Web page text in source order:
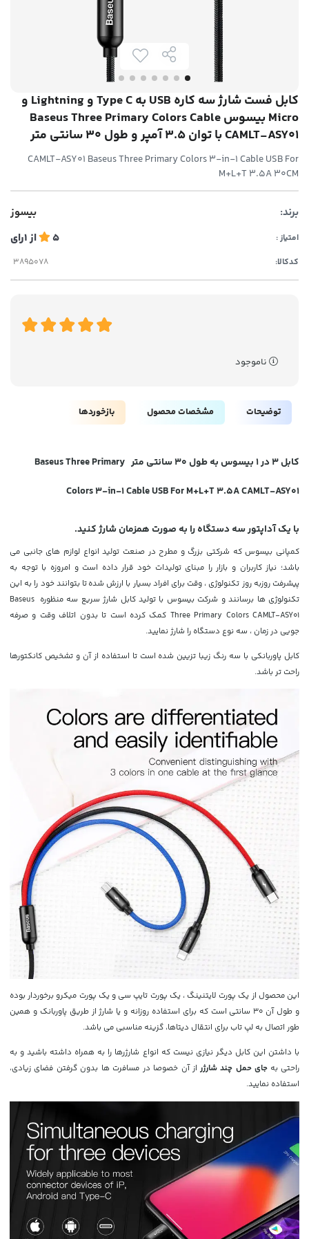
کابل فست شارژ سه کاره USB به Type C و Lightning و
Micro بیسوس Baseus Three Primary Colors Cable
CAMLT-ASY01 با توان 3.5 آمپر و طول 30 سانتی متر
CAMLT-ASY01 Baseus Three Primary Colors 3-in-1 Cable USB For
M+L+T 3.5A 30CM
برند: بیسوز
امتیاز : 5 از1رای
کدکالا:
ناموجود
توضیحات مشخصات محصول بازخوردها
کابل 3 در 1 بیسوس به طول 30 سانتی متر Baseus Three Primary
Colors 3-in-1 Cable USB For M+L+T 3.5A CAMLT-ASY01
با یک آداپتور سه دستگاه را به صورت همزمان شارژ کنید.
کمپانی بیسوس که شرکتی بزرگ و مطرح در صنعت تولید انواع لوازم های جانبی می
باشد؛ نیاز کاربران و بازار را مبنای تولیدات خود قرار داده است و امروزه با توجه به
پیشرفت روزبه روز تکنولوژی ، وقت برای افراد بسیار با ارزش شدهتا بتوانند خود را به این
تکنولوژی ها برسانند و شرکت بیسوس با تولید کابل شارژ سریع سه منظوره Baseus
Three Primary Colors CAMLT-ASY01 کمک کرده است تا بدون اتلاف وقت و صرفه
جویی در زمان ، سه نوع دستگاه را شارژ نمایید.
کابل پاوربانکی با سه رنگ زیبا تزیین شده است تا استفاده از آن و تشخیص کانکتورها
راحت تر باشد.
این محصول از یک پورت لایتنینگ ، یک پورت تایپ سی و یک پورت میکرو برخوردار بوده
و طول آن 30 سانتی است که برای استفاده روزانه و یا شارژ از طریق پاوربانک و همین
طور اتصال به لپ تاب برای انتقال دیتاها، گزینه مناسبی می باشد.
با داشتن این کابل دیگر نیازی نیست که انواع شارژرها را به همراه داشته باشید و به
راحتی به جای حمل چند شارژر از آن خصوصا در مسافرت ها بدون گرفتن فضای زیادی،
استفاده نمایید.